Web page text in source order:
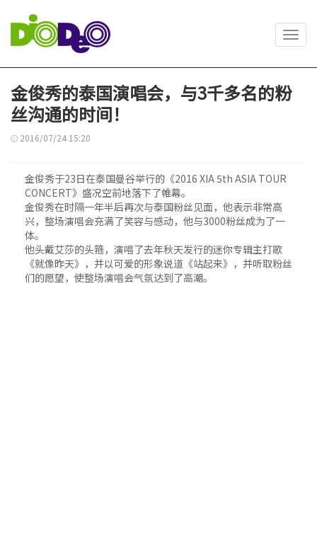
金俊秀的泰国演唱会，与3千多名的粉
丝沟通的时间！
2016/07/24 15:20
金俊秀于23日在泰国曼谷举行的《2016 XIA 5th ASIA TOUR
CONCERT》盛况空前地落下了帷幕。
金俊秀在时隔一年半后再次与泰国粉丝见面，他表示非常高
兴，整场演唱会充满了笑容与感动，他与3000粉丝成为了一
体。
他头戴艾莎的头箍，演唱了去年秋天发行的迷你专辑主打歌
《就像昨天》，并以可爱的形象说道《站起来》，并听取粉丝
们的愿望，使整场演唱会气氛达到了高潮。